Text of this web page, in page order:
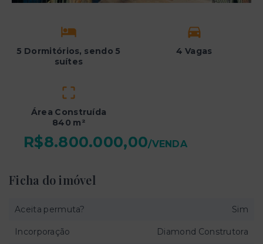
5 Dormitórios, sendo 5
suítes
4 Vagas
Área Construída
840 m²
R$8.800.000,00/VENDA
Ficha do imóvel
Aceita permuta? Sim
Incorporação Diamond Construtora